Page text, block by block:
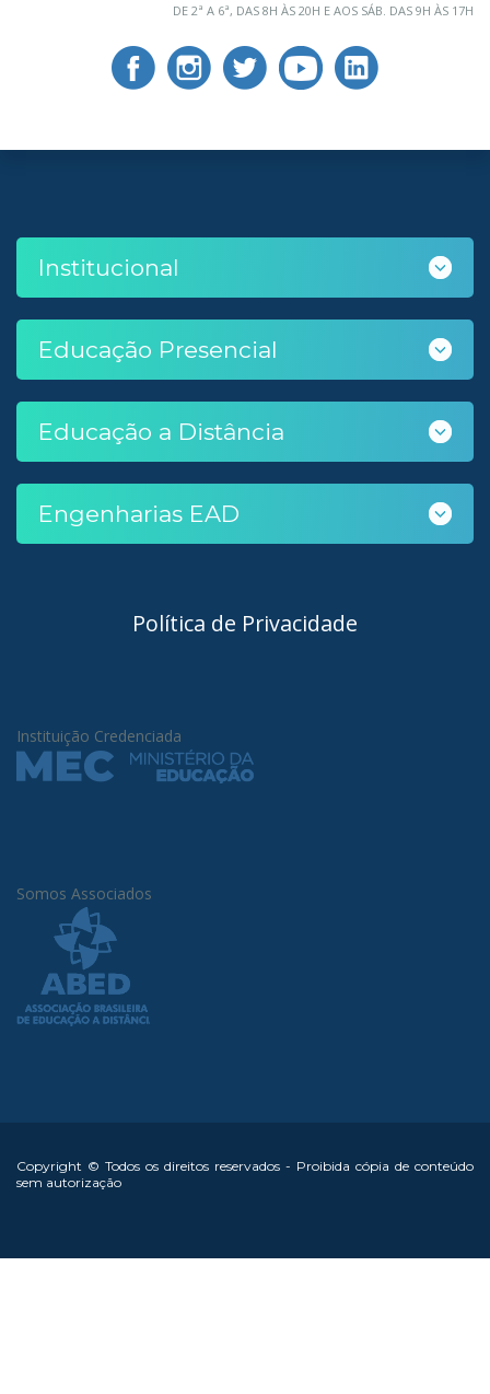
DE 2ª A 6ª, DAS 8H ÀS 20H E AOS SÁB. DAS 9H ÀS 17H
Institucional
Educação Presencial
Educação a Distância
Engenharias EAD
Política de Privacidade
Instituição Credenciada
Somos Associados
Copyright © Todos os direitos reservados - Proibida cópia de conteúdo
sem autorização